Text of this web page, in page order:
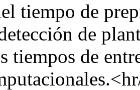
tiempo de
de
tiempos de